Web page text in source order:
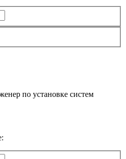
по установке систем